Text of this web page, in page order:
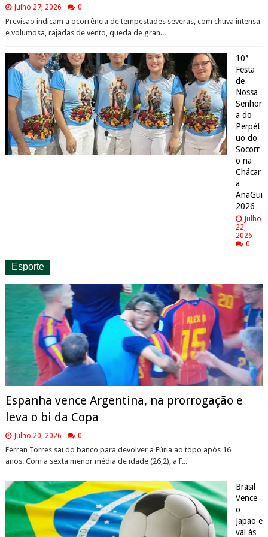
Julho 27, 2026 0
Previsão indicam a ocorrência de tempestades severas, com chuva intensa
e volumosa, rajadas de vento, queda de gran...
10ª
Festa
de
Nossa
Senhor
a do
Perpét
uo do
Socorr
o na
Chácar
a
AnaGui
2026
Julho
22,
2026
0
Esporte
Espanha vence Argentina, na prorrogação e
leva o bi da Copa
Julho 20, 2026 0
Ferran Torres sai do banco para devolver a Fúria ao topo após 16
anos. Com a sexta menor média de idade (26,2), a F...
Brasil
Vence
o
Japão e
vai às